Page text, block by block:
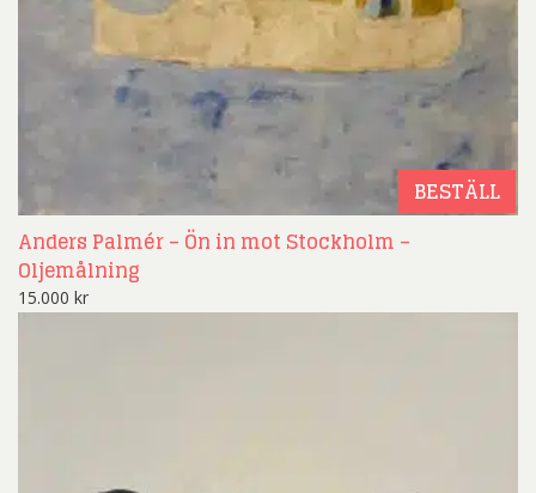
BESTÄLL
Anders Palmér – Ön in mot Stockholm –
Oljemålning
15.000 kr